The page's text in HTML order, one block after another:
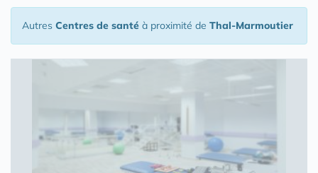
Autres Centres de santé à proximité de Thal-Marmoutier